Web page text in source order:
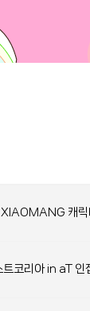
캐릭
코리아 in aT 인